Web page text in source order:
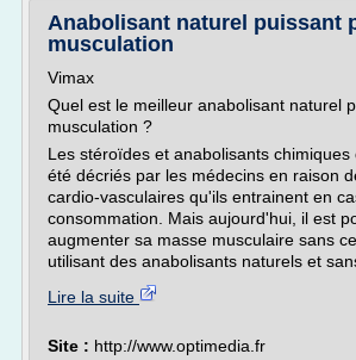
Anabolisant naturel puissant
musculation
Vimax
Quel est le meilleur anabolisant naturel
musculation ?
Les stéroïdes et anabolisants chimiques
été décriés par les médecins en raison
cardio-vasculaires qu'ils entrainent en
consommation. Mais aujourd'hui, il est
augmenter sa masse musculaire sans
utilisant des anabolisants naturels et
Lire la suite
Site : http://www.optimedia.fr